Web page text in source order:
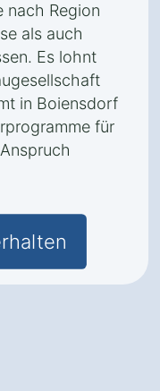
nach Region
als auch
Es lohnt
in Boiensdorf
für